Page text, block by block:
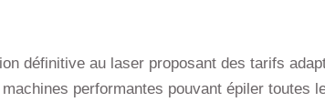
définitive au laser proposant des tarifs
performantes pouvant épiler toutes